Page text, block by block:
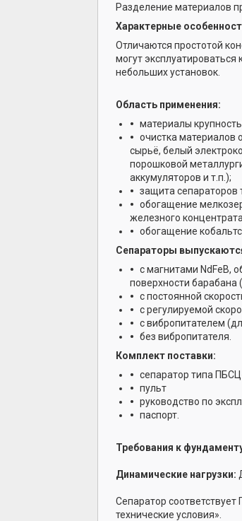
Разделение материалов
Характерные
Отличаются простотой
могут
небольших установок.
Область применения:
материалы
очистка материалов
сырьё, белый
порошковой
аккумуляторов и т.п.);
защита сепараторов
обогащение
железного
обогащение
Сепараторы
с магнитами NdFeB,
поверхности барабана
с постоянной
с регулируемой
с вибропитателем
без вибропитателя.
Комплект поставки:
сепаратор типа
пульт
руководство по
паспорт.
Требования к
Динамические нагрузки:
Сепаратор
технические условия».